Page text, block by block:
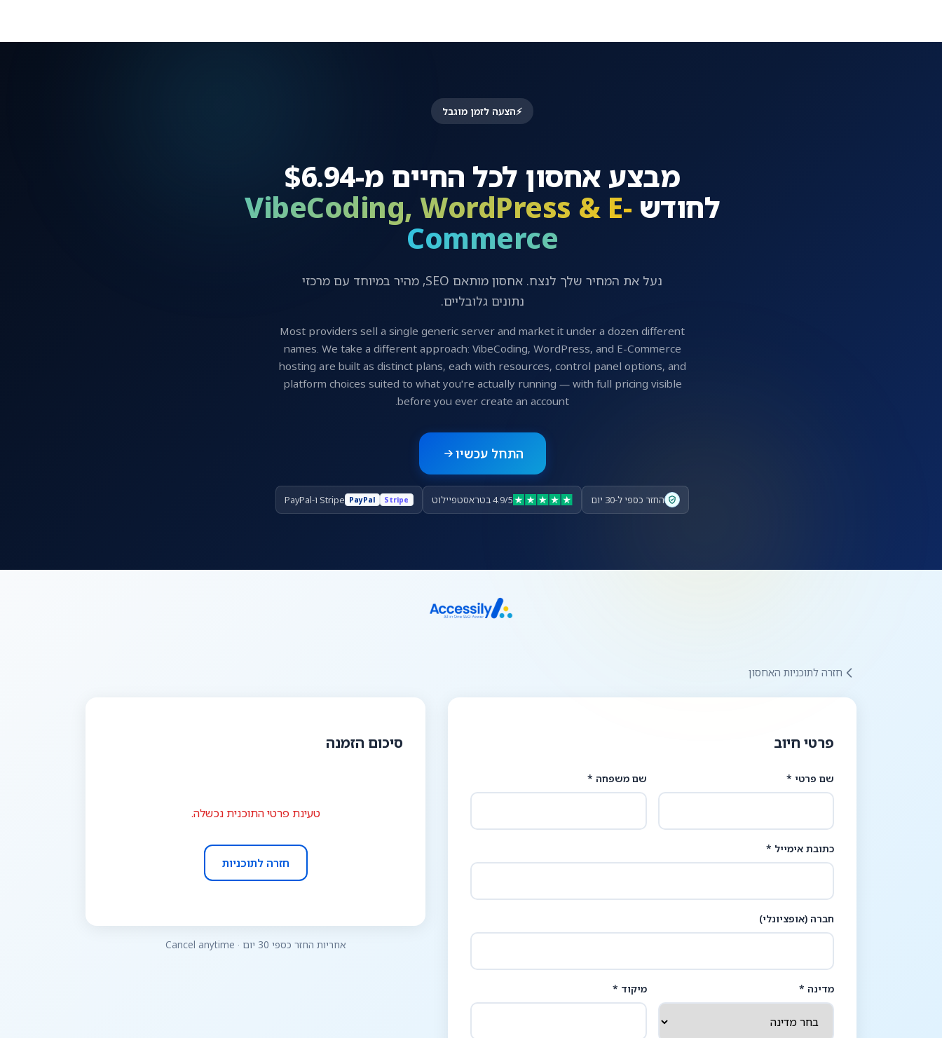
⚡הצעה לזמן מוגבל
מבצע אחסון לכל החיים מ-$6.94
לחודש VibeCoding, WordPress & E-
Commerce
נעל את המחיר שלך לנצח. אחסון מותאם SEO, מהיר במיוחד עם מרכזי
נתונים גלובליים.
Most providers sell a single generic server and market it under a dozen different
names. We take a different approach: VibeCoding, WordPress, and E-Commerce
hosting are built as distinct plans, each with resources, control panel options, and
platform choices suited to what you're actually running — with full pricing visible
before you ever create an account.
התחל עכשיו
החזר כספי ל-30 יום 4.9/5 בטראסטפיילוט Stripe
PayPal Stripe ו-PayPal
חזרה לתוכניות האחסון
פרטי חיוב
שם פרטי * שם משפחה *
כתובת אימייל *
חברה (אופציונלי)
מדינה * מיקוד *
סיכום הזמנה
טעינת פרטי התוכנית נכשלה.
חזרה לתוכניות
אחריות החזר כספי 30 יום · Cancel anytime